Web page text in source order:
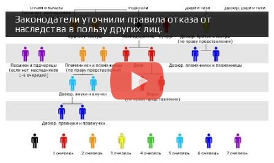
Законодатели уточнили правила отказа от
наследства в пользу других лиц.